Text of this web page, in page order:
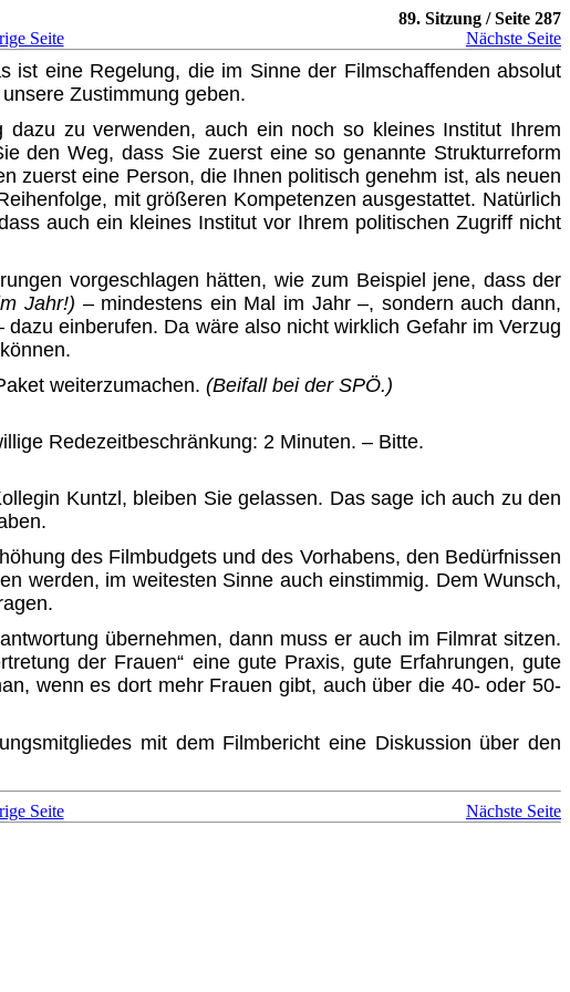
89. Sitzung / Seite 287
Seite Nächste Seite
ist eine Regelung, die im Sinne der Filmschaffenden absolut
Zustimmung geben.
zu verwenden, auch ein noch so kleines Institut Ihrem
den Weg, dass Sie zuerst eine so genannte Strukturreform
zuerst eine Person, die Ihnen politisch genehm ist, als neuen
mit größeren Kompetenzen ausgestattet. Natürlich
auch ein kleines Institut vor Ihrem politischen Zugriff nicht
vorgeschlagen hätten, wie zum Beispiel jene, dass der
Jahr!) – mindestens ein Mal im Jahr –, sondern auch dann,
dazu einberufen. Da wäre also nicht wirklich Gefahr im Verzug
weiterzumachen. (Beifall bei der SPÖ.)
Redezeitbeschränkung: 2 Minuten. – Bitte.
Kuntzl, bleiben Sie gelassen. Das sage ich auch zu den
des Filmbudgets und des Vorhabens, den Bedürfnissen
werden, im weitesten Sinne auch einstimmig. Dem Wunsch,
übernehmen, dann muss er auch im Filmrat sitzen.
der Frauen“ eine gute Praxis, gute Erfahrungen, gute
wenn es dort mehr Frauen gibt, auch über die 40- oder 50-
mit dem Filmbericht eine Diskussion über den
Seite Nächste Seite